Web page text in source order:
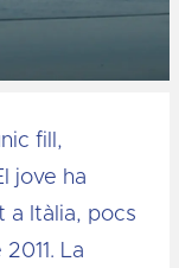
fill,
jove ha
a Itàlia, pocs
La